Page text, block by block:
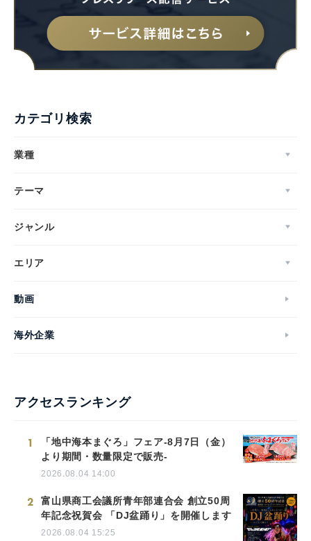
カテゴリ検索
業種
テーマ
ジャンル
エリア
動画
海外企業
アクセスランキング
1
「地中海本まぐろ」フェア-8月7日（金）
より期間・数量限定で販売-
2026.08.04 14:00
2
富山県商工会議所青年部連合会 創立50周
年記念祝賀会 「DJ盆踊り」を開催します
2026.08.04 15:25